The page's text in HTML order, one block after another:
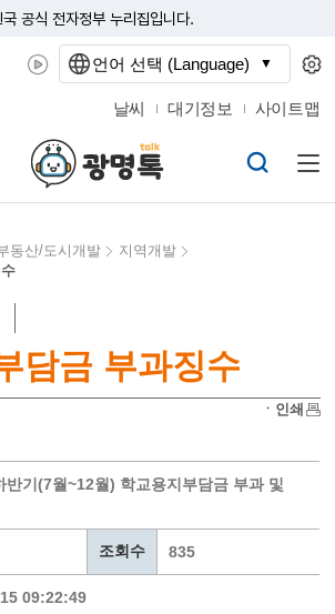
공식 전자정부 누리집입니다.
날씨 대기정보 사이트맵
동산/도시개발
지역개발
담금 부과징수
ㆍ인쇄
반기(7월~12월) 학교용지부담금 부과 및
조회수 835
09:22:49
언어 선택 (Language)